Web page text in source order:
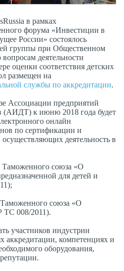
в рамках
форума «Инвестиции в
России» состоялось
группы при Общественном
деятельности
оценки соответствия детских
размещен на
службы по аккредитации.
Ассоциации предприятий
(АИДТ) к июню 2018 года будет
онлайн
по сертификации и
деятельность в
Таможенного союза «О
для детей и
Таможенного союза «О
ТС 008/2011).
участников индустрии
аккредитации, компетенциях и
оборудования,
репутации.